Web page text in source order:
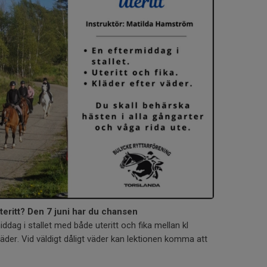
Den 7 juni har du chansen
i stallet med både uteritt och fika mellan kl
Vid väldigt dåligt väder kan lektionen komma att